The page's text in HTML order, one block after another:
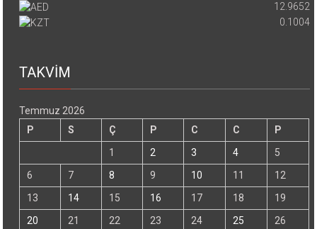
12.9652
0.1004
TAKVİM
Temmuz 2026
P
S Ç P C C
P
1
2 3 4
5
6
7 8 9 10 11
12
13
14 15 16 17 18
19
20
21 22 23 24 25 26